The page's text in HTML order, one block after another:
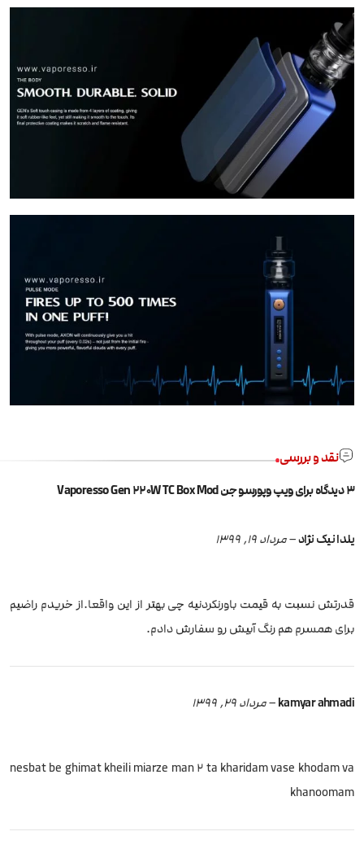
نقد و بررسی
3 دیدگاه برای ویپ وپورسو جن Vaporesso Gen 220W TC Box Mod
یلدا نیک نژاد–مرداد 19, 1399
قدرتش نسبت به قیمت باورنکردنیه چی بهتر از این واقعا.از خریدم راضیم
برای همسرم هم رنگ آبیش رو سفارش دادم.
kamyar ahmadi
–مرداد 29, 1399
nesbat be ghimat kheili miarze man 2 ta kharidam vase khodam va
khanoomam